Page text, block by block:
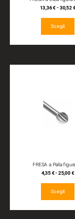
13,36€-30,52
Scegli
FRESA a Palla
4,35€-25,00€
Scegli